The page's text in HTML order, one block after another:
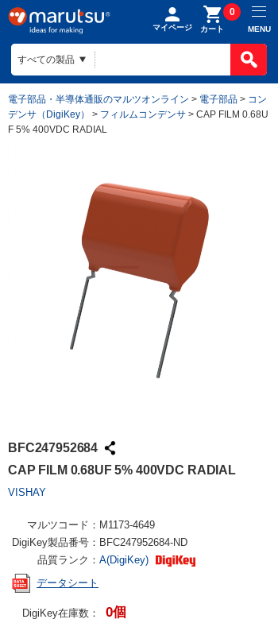
マイページ カート
0
MENU
電子部品・半導体通販のマルツオンライン > 電子部品 > コン
デンサ（DigiKey）
> フィルムコンデンサ > CAP FILM 0.68U
F 5% 400VDC RADIAL
BFC247952684
CAP FILM 0.68UF 5% 400VDC RADIAL
VISHAY
マルツコード： M1173-4649
DigiKey製品番号： BFC247952684-ND
品質ランク： A(DigiKey)
データシート
DigiKey在庫数： 0個